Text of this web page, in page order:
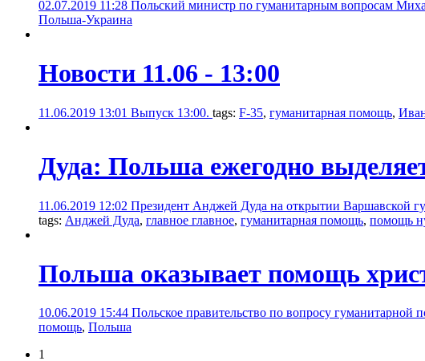
02.07.2019 11:28 Польский министр по гуманитарным вопросам
Польша-Украина
Новости 11.06 - 13:00
11.06.2019 13:01 Выпуск 13:00. tags: F-35, гуманитарная помощь,
Дуда: Польша ежегодно
11.06.2019 12:02 Президент Анджей Дуда на открытии Варшавской
tags: Анджей Дуда, главное главное, гуманитарная помощь, помощь
Польша оказывает помощь
10.06.2019 15:44 Польское правительство по вопросу
помощь, Польша
1